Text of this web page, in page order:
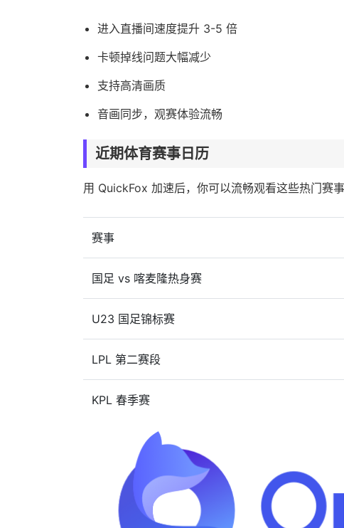
进入直播间速度提升 3-5 倍
卡顿掉线问题大幅减少
支持高清画质
音画同步，观赛体验流畅
近期体育赛事日历
用 QuickFox 加速后，你可以流畅观看这些热门赛事
赛事
国足 vs 喀麦隆热身赛
U23 国足锦标赛
LPL 第二赛段
KPL 春季赛